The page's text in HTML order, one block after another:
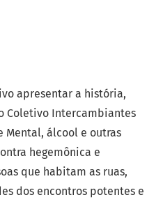
apresentar a história,
Coletivo Intercambiantes
Mental, álcool e outras
hegemônica e
que habitam as ruas,
dos encontros potentes e